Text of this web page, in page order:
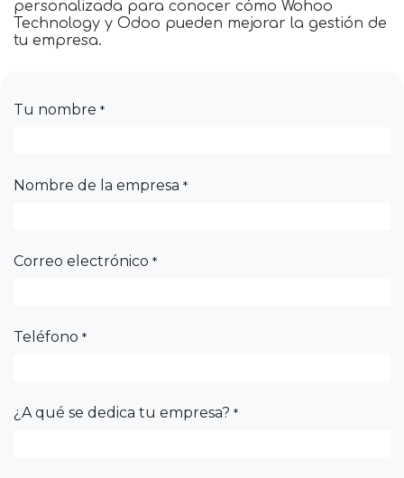
personalizada para conocer cómo Wohoo
Technology y Odoo pueden mejorar la gestión de
tu empresa.
Tu nombre *
Nombre de la empresa *
Correo electrónico *
Teléfono *
¿A qué se dedica tu empresa? *